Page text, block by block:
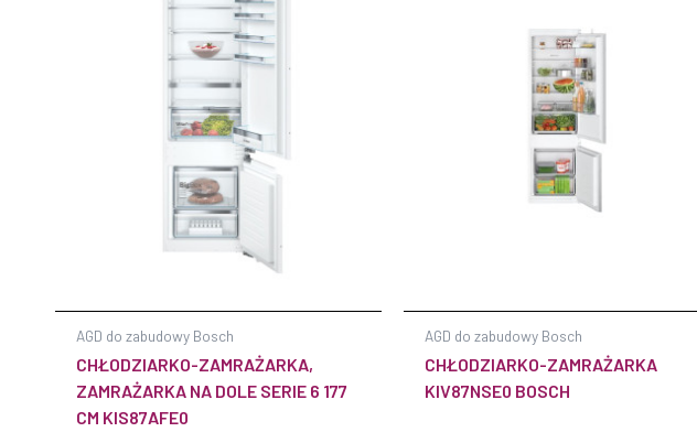
AGD do zabudowy Bosch
CHŁODZIARKO-ZAMRAŻARKA,
ZAMRAŻARKA NA DOLE SERIE 6 177
CM KIS87AFE0
AGD do zabudowy Bosch
CHŁODZIARKO-ZAMRAŻARKA
KIV87NSE0 BOSCH